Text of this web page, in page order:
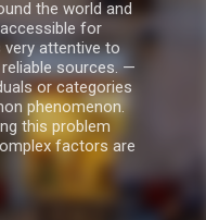
the world and
for
very attentive to
sources. —
or categories
phenomenon.
this problem
factors are